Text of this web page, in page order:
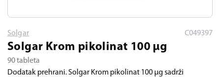
Solgar C049397
Solgar Krom pikolinat 100 μg
90 tableta
Dodatak prehrani. Solgar Krom pikolinat 100 µg sadrži